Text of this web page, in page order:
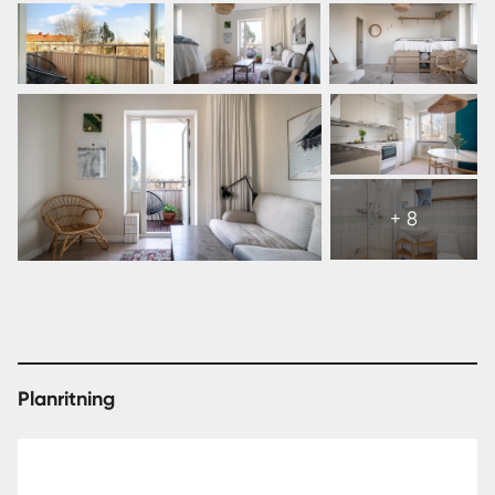
+ 8
Visa
alla
bilder
Planritning